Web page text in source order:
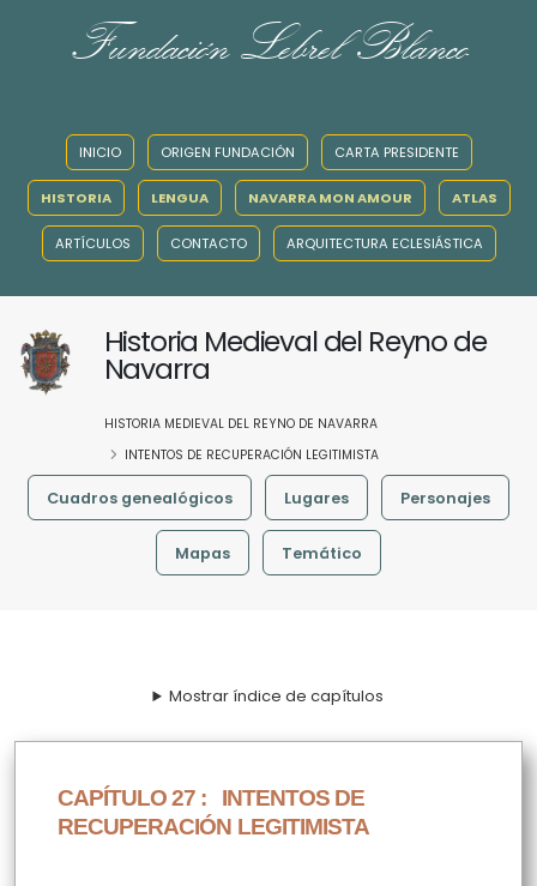
Fundación Lebrel Blanco
INICIO ORIGEN FUNDACIÓN CARTA PRESIDENTE
HISTORIA LENGUA NAVARRA MON AMOUR ATLAS
ARTÍCULOS CONTACTO ARQUITECTURA ECLESIÁSTICA
Historia Medieval del Reyno de
Navarra
HISTORIA MEDIEVAL DEL REYNO DE NAVARRA
INTENTOS DE RECUPERACIÓN LEGITIMISTA
Cuadros genealógicos Lugares Personajes
Mapas Temático
Mostrar índice de capítulos
CAPÍTULO 27 : INTENTOS DE
RECUPERACIÓN LEGITIMISTA